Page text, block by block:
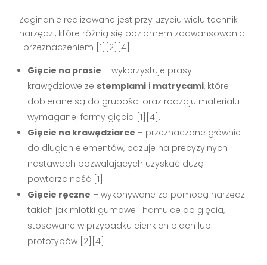
Zaginanie realizowane jest przy użyciu wielu technik i
narzędzi, które różnią się poziomem zaawansowania
i przeznaczeniem [1][2][4]:
Gięcie na prasie – wykorzystuje prasy
krawędziowe ze stemplami i matrycami, które
dobierane są do grubości oraz rodzaju materiału i
wymaganej formy gięcia [1][4].
Gięcie na krawędziarce – przeznaczone głównie
do długich elementów, bazuje na precyzyjnych
nastawach pozwalających uzyskać dużą
powtarzalność [1].
Gięcie ręczne – wykonywane za pomocą narzędzi
takich jak młotki gumowe i hamulce do gięcia,
stosowane w przypadku cienkich blach lub
prototypów [2][4].